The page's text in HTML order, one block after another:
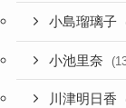
小島瑠璃子
小池里奈
川津明日香